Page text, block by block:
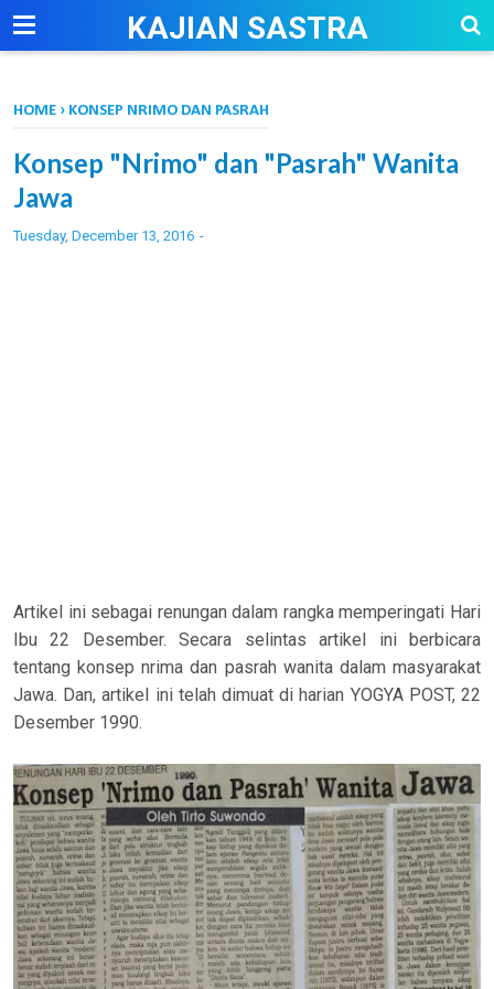
--> KAJIAN SASTRA
HOME › KONSEP NRIMO DAN PASRAH
Konsep "Nrimo" dan "Pasrah" Wanita
Jawa
Tuesday, December 13, 2016
Artikel ini sebagai renungan dalam rangka memperingati Hari
Ibu 22 Desember. Secara selintas artikel ini berbicara
tentang konsep nrima dan pasrah wanita dalam masyarakat
Jawa. Dan, artikel ini telah dimuat di harian YOGYA POST, 22
Desember 1990.